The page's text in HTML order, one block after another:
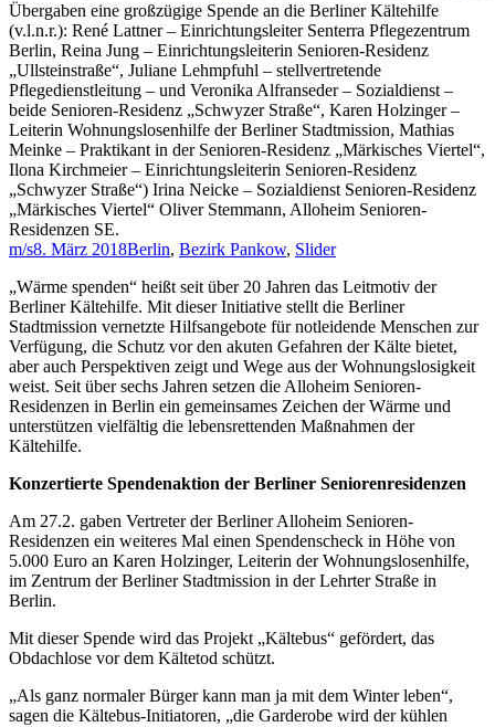
Übergaben eine großzügige Spende an die Berliner Kältehilfe
(v.l.n.r.): René Lattner – Einrichtungsleiter Senterra Pflegezentrum
Berlin, Reina Jung – Einrichtungsleiterin Senioren-Residenz
„Ullsteinstraße“, Juliane Lehmpfuhl – stellvertretende
Pflegedienstleitung – und Veronika Alfranseder – Sozialdienst –
beide Senioren-Residenz „Schwyzer Straße“, Karen Holzinger –
Leiterin Wohnungslosenhilfe der Berliner Stadtmission, Mathias
Meinke – Praktikant in der Senioren-Residenz „Märkisches Viertel“,
Ilona Kirchmeier – Einrichtungsleiterin Senioren-Residenz
„Schwyzer Straße“) Irina Neicke – Sozialdienst Senioren-Residenz
„Märkisches Viertel“ Oliver Stemmann, Alloheim Senioren-
Residenzen SE.
m/s8. März 2018Berlin, Bezirk Pankow, Slider
„Wärme spenden“ heißt seit über 20 Jahren das Leitmotiv der
Berliner Kältehilfe. Mit dieser Initiative stellt die Berliner
Stadtmission vernetzte Hilfsangebote für notleidende Menschen zur
Verfügung, die Schutz vor den akuten Gefahren der Kälte bietet,
aber auch Perspektiven zeigt und Wege aus der Wohnungslosigkeit
weist. Seit über sechs Jahren setzen die Alloheim Senioren-
Residenzen in Berlin ein gemeinsames Zeichen der Wärme und
unterstützen vielfältig die lebensrettenden Maßnahmen der
Kältehilfe.
Konzertierte Spendenaktion der Berliner Seniorenresidenzen
Am 27.2. gaben Vertreter der Berliner Alloheim Senioren-
Residenzen ein weiteres Mal einen Spendenscheck in Höhe von
5.000 Euro an Karen Holzinger, Leiterin der Wohnungslosenhilfe,
im Zentrum der Berliner Stadtmission in der Lehrter Straße in
Berlin.
Mit dieser Spende wird das Projekt „Kältebus“ gefördert, das
Obdachlose vor dem Kältetod schützt.
„Als ganz normaler Bürger kann man ja mit dem Winter leben“,
sagen die Kältebus-Initiatoren, „die Garderobe wird der kühlen